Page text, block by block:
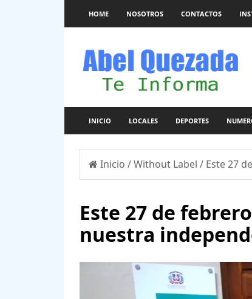
HOME NOSOTROS CONTACTOS
INICIO LOCALES DEPORTES
Inicio /Without Label / Este 27
Este 27 de
nuestra